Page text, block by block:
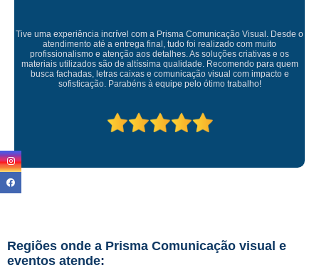
Empresa maravilhosa, entregue antes do prazo e a instalação da lona
ficou perfeita, indico de olhos fechados
Regiões onde a Prisma Comunicação visual e
eventos atende: